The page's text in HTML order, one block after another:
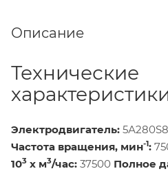
Описание
Технические
Электродвигатель: 5А280S8
Частота вращения, мин-1:
103 х м3/час: 37500 Полное